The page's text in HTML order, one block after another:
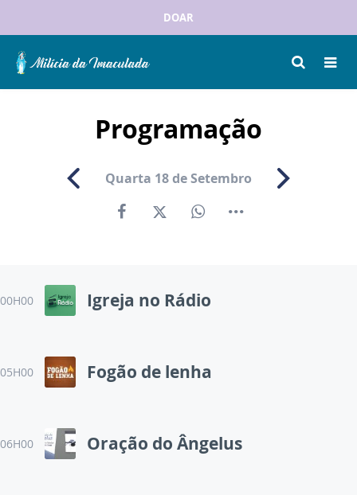
DOAR
Programação
Quarta 18 de Setembro
00H00 Igreja no Rádio
05H00 Fogão de lenha
06H00 Oração do Ângelus